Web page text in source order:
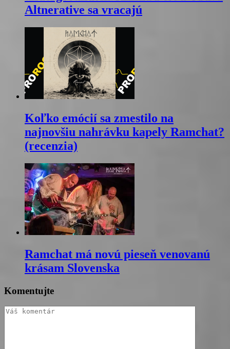
Altnerative sa vracajú
Koľko emócií sa zmestilo na
najnovšiu nahrávku kapely Ramchat?
(recenzia)
Ramchat má novú pieseň venovanú
krásam Slovenska
Komentujte